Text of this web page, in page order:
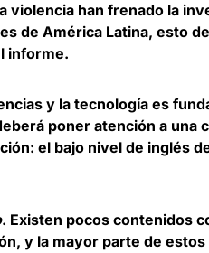
violencia han frenado la
de América Latina, esto
informe.
y la tecnología es
poner atención a una
el bajo nivel de inglés
. Existen pocos contenidos
y la mayor parte de